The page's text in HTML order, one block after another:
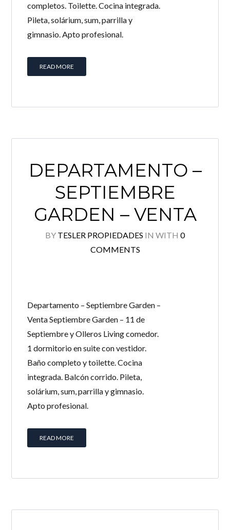
completos. Toilette. Cocina integrada.
Pileta, solárium, sum, parrilla y
gimnasio. Apto profesional.
READ MORE
DEPARTAMENTO –
SEPTIEMBRE
GARDEN – VENTA
BY TESLER PROPIEDADES IN WITH 0
COMMENTS
Departamento – Septiembre Garden –
Venta Septiembre Garden – 11 de
Septiembre y Olleros Living comedor.
1 dormitorio en suite con vestidor.
Baño completo y toilette. Cocina
integrada. Balcón corrido. Pileta,
solárium, sum, parrilla y gimnasio.
Apto profesional.
READ MORE